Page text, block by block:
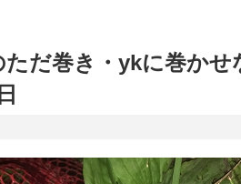
だ巻き・ykに巻かせ